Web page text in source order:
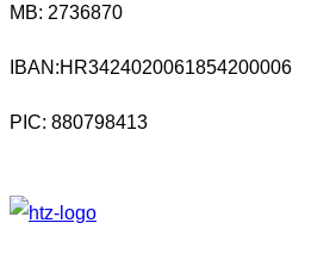
MB: 2736870
IBAN:HR3424020061854200006
PIC: 880798413